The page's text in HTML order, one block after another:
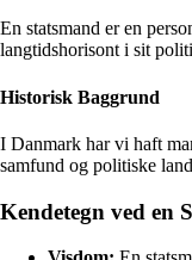
En statsmand er en
langtidshorisont i sit
Historisk Baggrund
I Danmark har vi haft
samfund og politiske
Kendetegn ved en